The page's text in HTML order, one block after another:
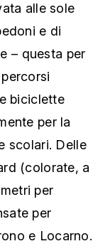
alle sole
e di
– questa per
biciclette
per la
scolari. Delle
(colorate, a
per
per
e Locarno.